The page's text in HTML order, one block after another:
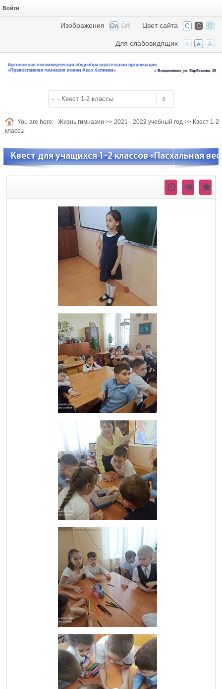
Войти
Цвет сайта
Изображения
Для слабовидящих
You are here: Жизнь гимназии >> 2021 - 2022 учебный год >> Квест 1-2
классы
Квест для учащихся 1-2 классов «Пасхальная